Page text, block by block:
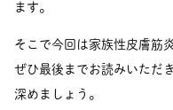
ます。
そこで今回は家族性皮膚筋
ぜひ最後までお読みいただ
深めましょう。